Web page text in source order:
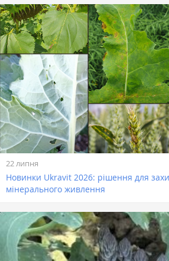
22 липня
Новинки Ukravit 2026: рішення для
мінерального живлення